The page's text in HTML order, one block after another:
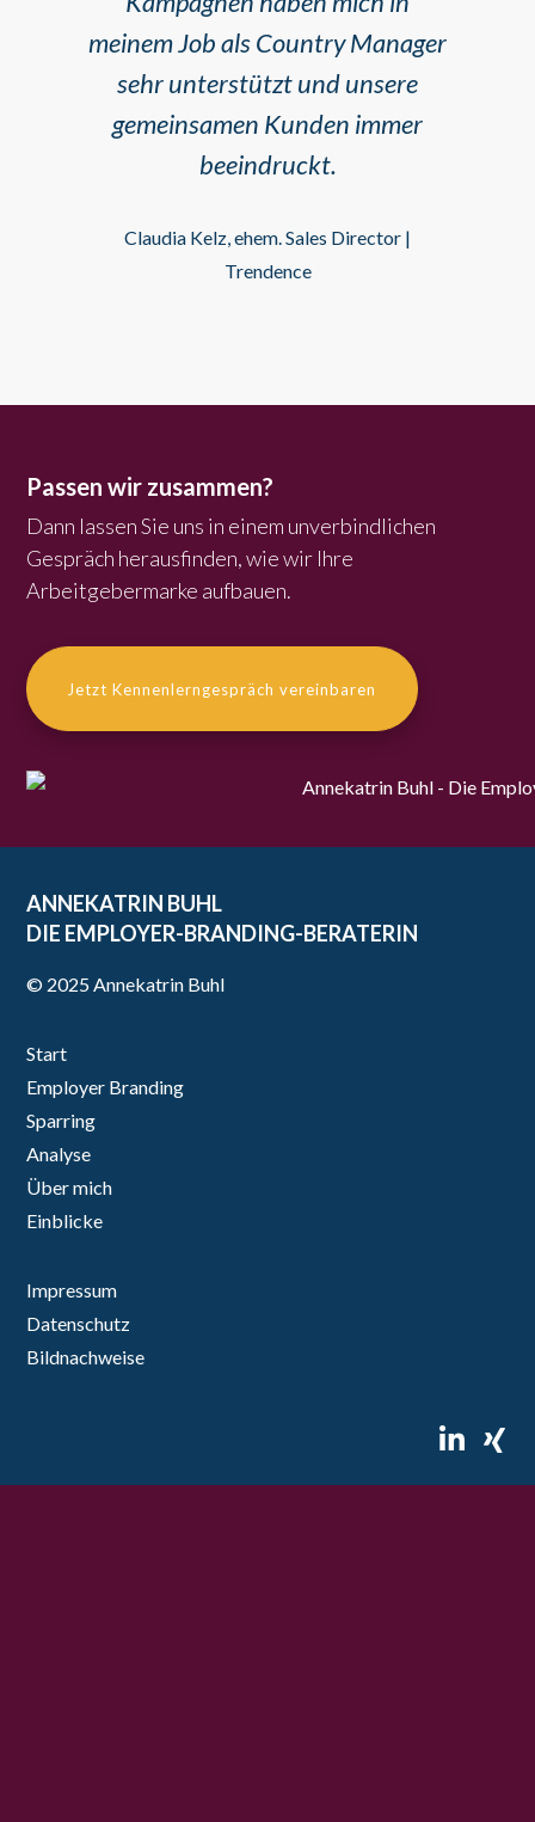
meinem Job als Country Manager
sehr unterstützt und unsere
gemeinsamen Kunden immer
beeindruckt.
Claudia Kelz, ehem. Sales Director |
Trendence
Passen wir zusammen?
Dann lassen Sie uns in einem unverbindlichen
Gespräch herausfinden, wie wir Ihre
Arbeitgebermarke aufbauen.
Jetzt Kennenlerngespräch vereinbaren
ANNEKATRIN BUHL
DIE EMPLOYER-BRANDING-BERATERIN
© 2025 Annekatrin Buhl
Start
Employer Branding
Sparring
Analyse
Über mich
Einblicke
Impressum
Datenschutz
Bildnachweise